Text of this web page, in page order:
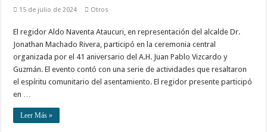
15 de julio de 2024 Otros
El regidor Aldo Naventa Ataucuri, en representación del alcalde Dr.
Jonathan Machado Rivera, participó en la ceremonia central
organizada por el 41 aniversario del A.H. Juan Pablo Vizcardo y
Guzmán. El evento contó con una serie de actividades que resaltaron
el espíritu comunitario del asentamiento. El regidor presente participó
en …
Leer Más »